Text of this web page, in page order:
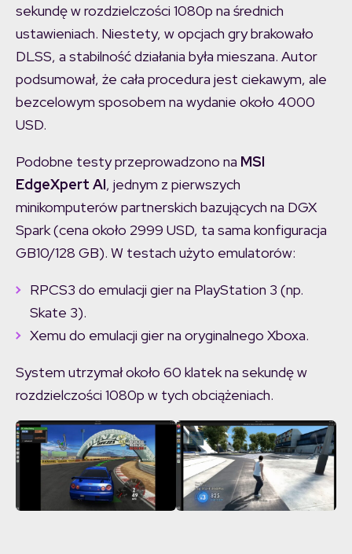
sekundę w rozdzielczości 1080p na średnich
ustawieniach. Niestety, w opcjach gry brakowało
DLSS, a stabilność działania była mieszana. Autor
podsumował, że cała procedura jest ciekawym, ale
bezcelowym sposobem na wydanie około 4000
USD.
Podobne testy przeprowadzono na MSI
EdgeXpert AI, jednym z pierwszych
minikomputerów partnerskich bazujących na DGX
Spark (cena około 2999 USD, ta sama konfiguracja
GB10/128 GB). W testach użyto emulatorów:
RPCS3 do emulacji gier na PlayStation 3 (np.
Skate 3).
Xemu do emulacji gier na oryginalnego Xboxa.
System utrzymał około 60 klatek na sekundę w
rozdzielczości 1080p w tych obciążeniach.